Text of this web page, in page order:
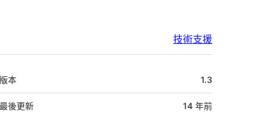
技術支援
中
繼
資
版本 1.3
最後更新 14 年前